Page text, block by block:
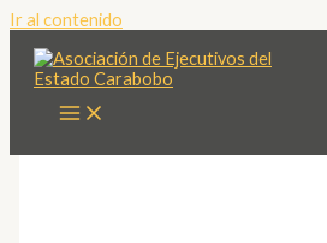
Ir al contenido